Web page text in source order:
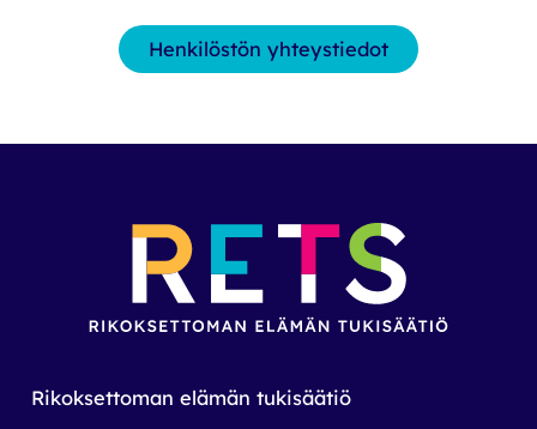
Henkilöstön yhteystiedot
Rikoksettoman elämän tukisäätiö